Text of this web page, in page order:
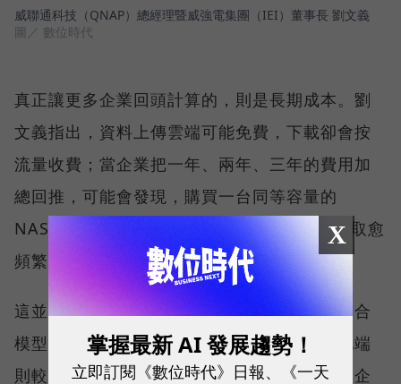
威聯通科技（QNAP）總經理暨威強電集團（IEI）董事長 劉文義
圖／ 數位時代
真正讓更多企業回頭計算的，則是長期成本。劉
文義指出，資料上傳雲端可能免費，下載卻會按
流量收費；當企業把一年、兩年、三年的費用加
總回推，可能會發現，購買一台同等容量的
NAS，還能使用 7-10 年。資料規模愈大、存取愈
頻繁，總持有成本的差距就愈值得評估。
這並不代表雲端與地端只能二選一。雲端仍適合
模型訓練、程式開發與波動大的工作負載；地端
則較適合高頻存取、對延遲敏感，或不能離開企
X
掌握最新 AI 發展趨勢！
立即訂閱《數位時代》日報、《一天